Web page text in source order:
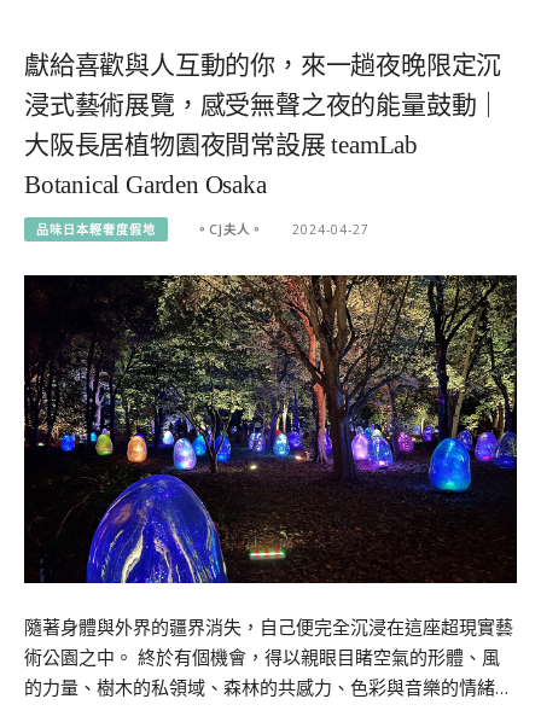
獻給喜歡與人互動的你，來一趟夜晚限定沉
浸式藝術展覽，感受無聲之夜的能量鼓動｜
大阪長居植物園夜間常設展 teamLab
Botanical Garden Osaka
品味日本輕奢度假地 。CJ夫人。 2024-04-27
隨著身體與外界的疆界消失，自己便完全沉浸在這座超現實藝
術公園之中。 終於有個機會，得以親眼目睹空氣的形體、風
的力量、樹木的私領域、森林的共感力、色彩與音樂的情緒…